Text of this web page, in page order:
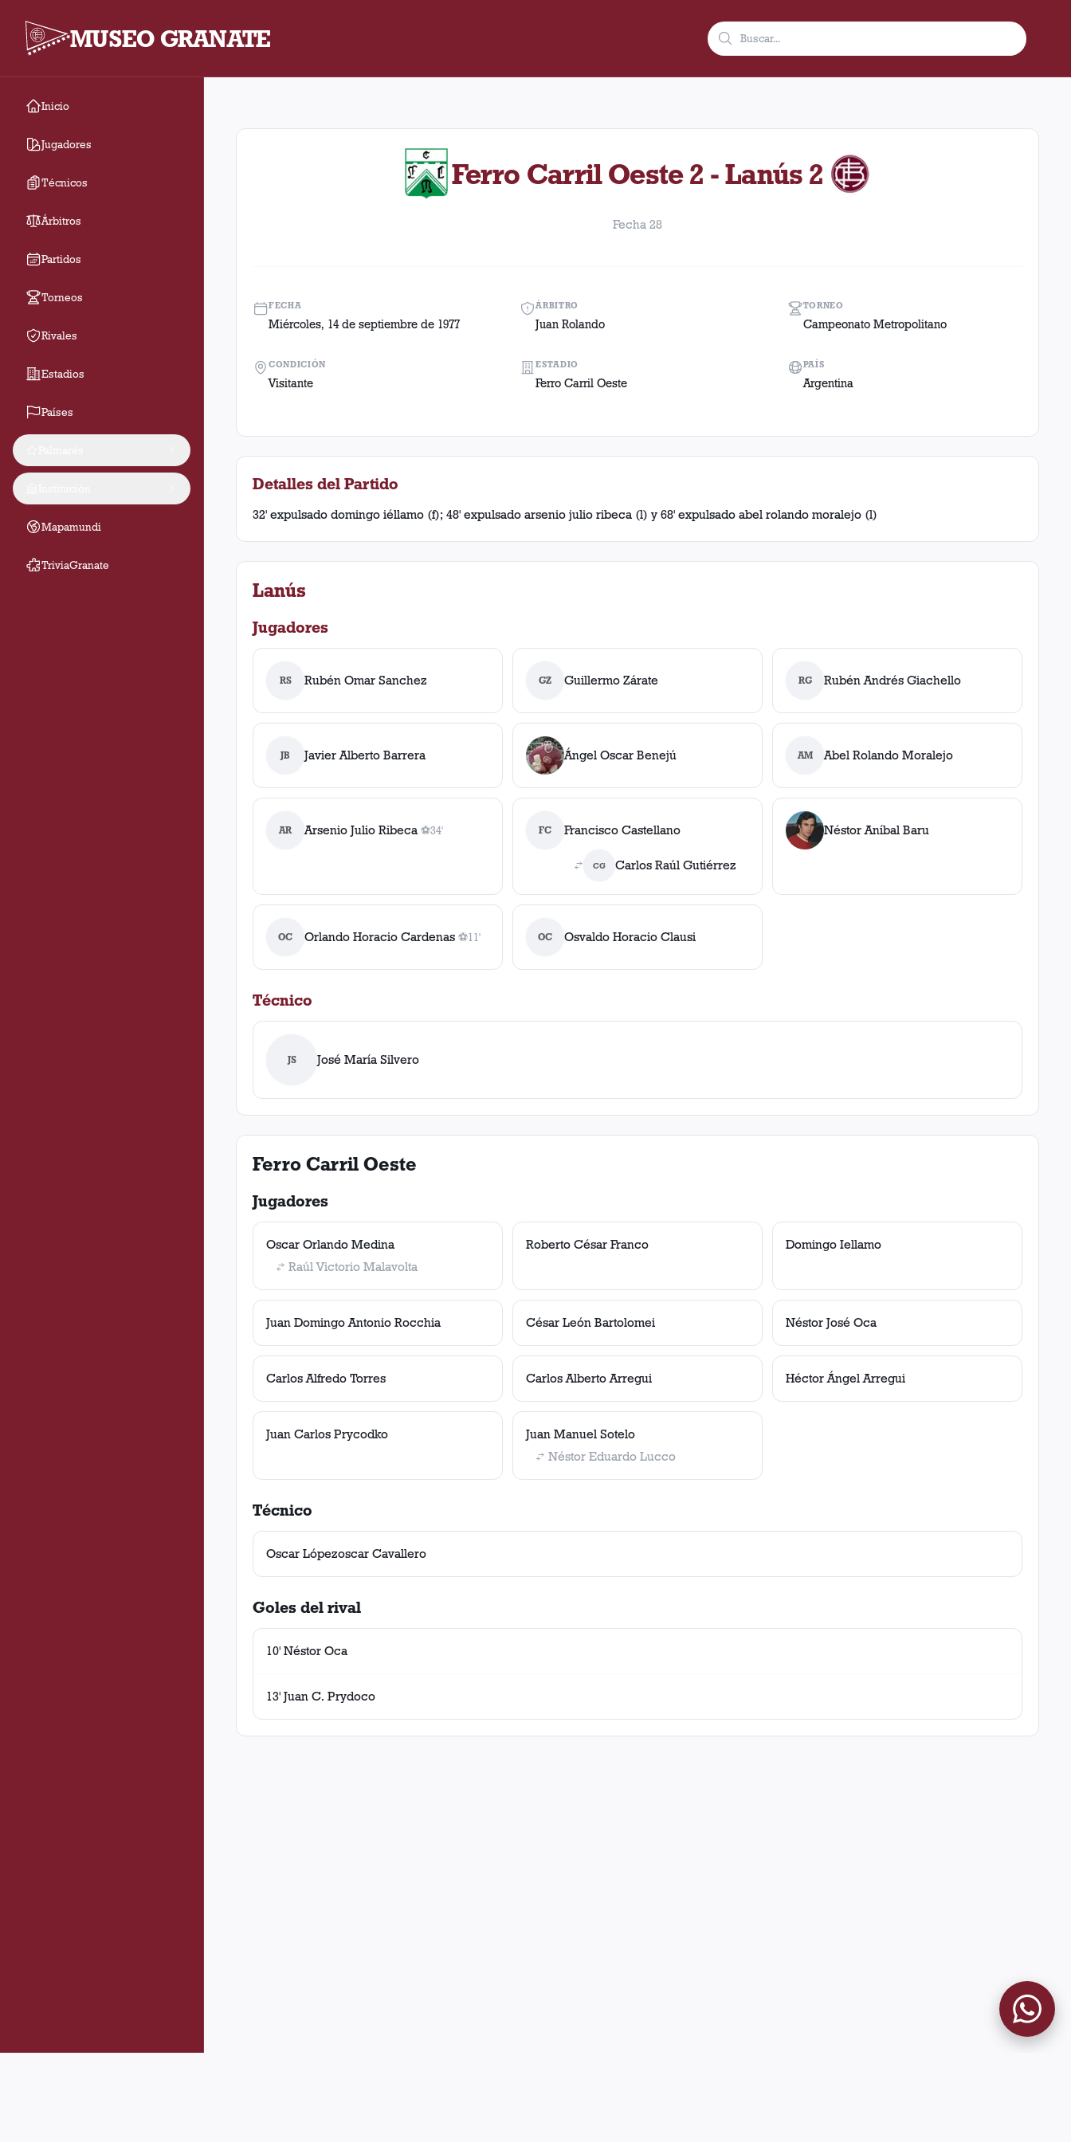
MUSEO GRANATE
Inicio
Jugadores
Técnicos
Árbitros
Partidos
Torneos
Rivales
Estadios
Países
Mapamundi
TriviaGranate
Fecha 28. Partido entre Lanús y Ferro Carril Oeste disputado el Miércoles, 14 de septiembre de 1977 como visitante en el estadio Ferro Carril Oeste
Ferro Carril Oeste 2 - Lanús 2
Fecha 28
FECHA
Miércoles, 14 de septiembre de 1977
ÁRBITRO
Juan Rolando
TORNEO
Campeonato Metropolitano
CONDICIÓN
Visitante
ESTADIO
Ferro Carril Oeste
PAÍS
Argentina
Detalles del Partido
32' expulsado domingo iéllamo (f); 48' expulsado arsenio julio ribeca (l) y 68' expulsado abel rolando moralejo (l)
Lanús
Jugadores
RS Rubén Omar Sanchez GZ Guillermo Zárate RG Rubén Andrés Giachello
JB Javier Alberto Barrera Ángel Oscar Benejú AM Abel Rolando Moralejo
AR Arsenio Julio Ribeca ⚽
1gol
34' FC Francisco Castellano
CG Carlos Raúl Gutiérrez
Néstor Aníbal Baru
OC Orlando Horacio Cardenas ⚽
1gol
11' OC Osvaldo Horacio Clausi
Técnico
JS José María Silvero
Ferro Carril Oeste
Jugadores
Oscar Orlando Medina
Raúl Victorio Malavolta
Roberto César Franco Domingo Iellamo
Juan Domingo Antonio Rocchia César León Bartolomei Néstor José Oca
Carlos Alfredo Torres Carlos Alberto Arregui Héctor Ángel Arregui
Juan Carlos Prycodko
Juan Manuel Sotelo
Néstor Eduardo Lucco
Técnico
Oscar Lópezoscar Cavallero
Goles del rival
10' Néstor Oca
13' Juan C. Prydoco